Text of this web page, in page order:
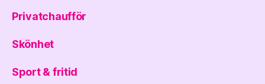
Privatchaufför
Skönhet
Sport & fritid